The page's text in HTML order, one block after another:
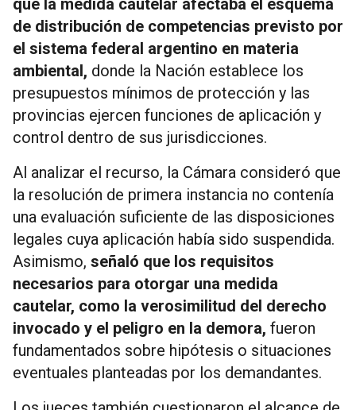
que la medida cautelar afectaba el esquema
de distribución de competencias previsto por
el sistema federal argentino en materia
ambiental, donde la Nación establece los
presupuestos mínimos de protección y las
provincias ejercen funciones de aplicación y
control dentro de sus jurisdicciones.
Al analizar el recurso, la Cámara consideró que
la resolución de primera instancia no contenía
una evaluación suficiente de las disposiciones
legales cuya aplicación había sido suspendida.
Asimismo, señaló que los requisitos
necesarios para otorgar una medida
cautelar, como la verosimilitud del derecho
invocado y el peligro en la demora, fueron
fundamentados sobre hipótesis o situaciones
eventuales planteadas por los demandantes.